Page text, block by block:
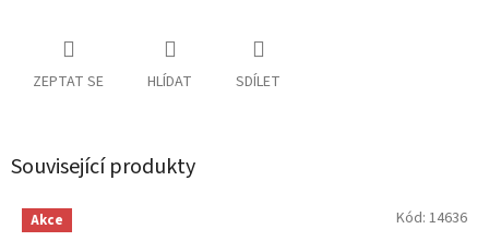
ZEPTAT SE HLÍDAT SDÍLET
Související produkty
Akce Kód: 14636